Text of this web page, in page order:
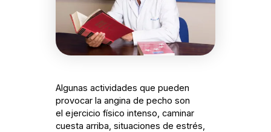
Algunas actividades que pueden
provocar la angina de pecho son
el ejercicio físico intenso, caminar
cuesta arriba, situaciones de estrés,